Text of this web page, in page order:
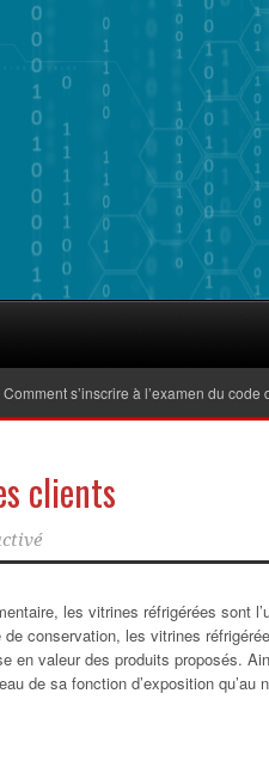
s’inscrire à l’examen du code de
clients
les vitrines réfrigérées sont
conservation, les vitrines
en valeur des produits proposés.
de sa fonction d’exposition qu’au